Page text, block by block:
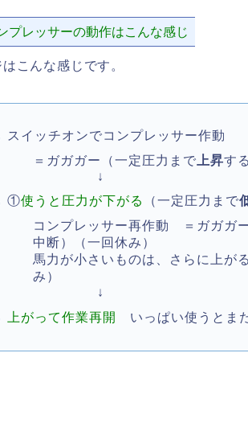
プレッサーの動作はこんな感じ
こんな感じです。
スイッチオンでコンプレッサー作動
＝ガガガー（一定圧力まで 上昇す
↓
①使うと圧力が下がる （一定圧力まで
コンプレッサー再作動 ＝ガガガ
中断）（一回休み）
馬力が小さいものは、さらに上が
み）
↓
上がって作業再開
いっぱい使うとま